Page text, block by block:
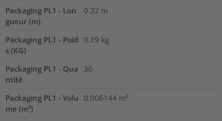
Packaging PL1 - Lon
gueur (m)
0.32 m
Packaging PL1 - Poid
s (KG)
0.19 kg
Packaging PL1 - Qua
ntité
30
Packaging PL1 - Volu
me (m³)
0.006144 m³